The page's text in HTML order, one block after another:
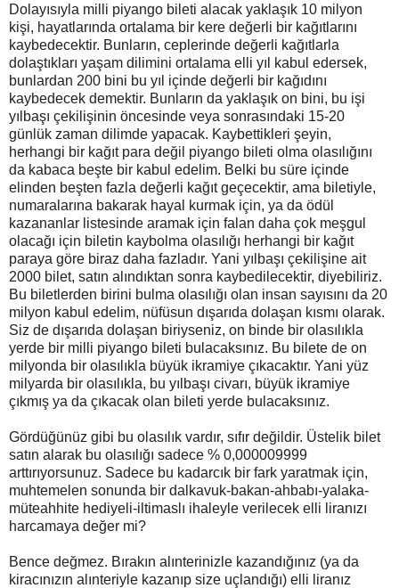
Dolayısıyla milli piyango bileti alacak yaklaşık 10 milyon
kişi, hayatlarında ortalama bir kere değerli bir kağıtlarını
kaybedecektir. Bunların, ceplerinde değerli kağıtlarla
dolaştıkları yaşam dilimini ortalama elli yıl kabul edersek,
bunlardan 200 bini bu yıl içinde değerli bir kağıdını
kaybedecek demektir. Bunların da yaklaşık on bini, bu işi
yılbaşı çekilişinin öncesinde veya sonrasındaki 15-20
günlük zaman dilimde yapacak. Kaybettikleri şeyin,
herhangi bir kağıt para değil piyango bileti olma olasılığını
da kabaca beşte bir kabul edelim. Belki bu süre içinde
elinden beşten fazla değerli kağıt geçecektir, ama biletiyle,
numaralarına bakarak hayal kurmak için, ya da ödül
kazananlar listesinde aramak için falan daha çok meşgul
olacağı için biletin kaybolma olasılığı herhangi bir kağıt
paraya göre biraz daha fazladır. Yani yılbaşı çekilişine ait
2000 bilet, satın alındıktan sonra kaybedilecektir, diyebiliriz.
Bu biletlerden birini bulma olasılığı olan insan sayısını da 20
milyon kabul edelim, nüfüsun dışarıda dolaşan kısmı olarak.
Siz de dışarıda dolaşan biriyseniz, on binde bir olasılıkla
yerde bir milli piyango bileti bulacaksınız. Bu bilete de on
milyonda bir olasılıkla büyük ikramiye çıkacaktır. Yani yüz
milyarda bir olasılıkla, bu yılbaşı civarı, büyük ikramiye
çıkmış ya da çıkacak olan bileti yerde bulacaksınız.
Gördüğünüz gibi bu olasılık vardır, sıfır değildir. Üstelik bilet
satın alarak bu olasılığı sadece % 0,000009999
arttırıyorsunuz. Sadece bu kadarcık bir fark yaratmak için,
muhtemelen sonunda bir dalkavuk-bakan-ahbabı-yalaka-
müteahhite hediyeli-iltimaslı ihaleyle verilecek elli liranızı
harcamaya değer mi?
Bence değmez. Bırakın alınterinizle kazandığınız (ya da
kiracınızın alınteriyle kazanıp size uçlandığı) elli liranız